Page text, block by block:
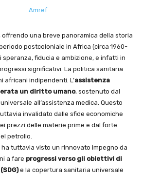
offrendo una breve panoramica della storia
postcoloniale in Africa (circa 1960-
speranza, fiducia e ambizione, e infatti in
significativi. La politica sanitaria
africani indipendenti. L’assistenza
un diritto umano, sostenuto dal
all’assistenza medica. Questo
invalidato dalle sfide economiche
prezzi delle materie prime e dal forte
petrolio.
tuttavia visto un rinnovato impegno da
a fare progressi verso gli obiettivi di
e la copertura sanitaria universale